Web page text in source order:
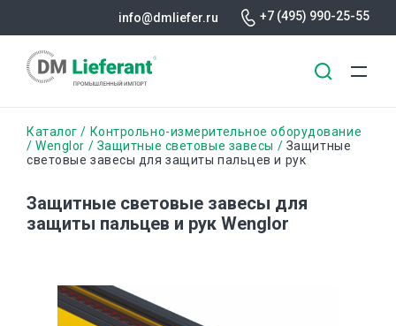
основному
info@dmliefer.ru +7 (495) 990-25-55
Строка
навигации
Каталог
Контрольно-измерительное оборудование
Wenglor
Защитные световые завесы
Защитные
световые завесы для защиты пальцев и рук
Защитные световые завесы для
защиты пальцев и рук Wenglor